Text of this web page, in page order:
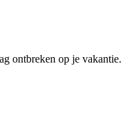
ontbreken op je vakantie.